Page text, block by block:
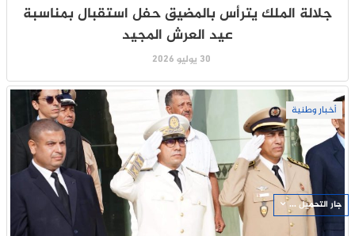
جلالة الملك يترأس بالمضيق حفل استقبال بمناسبة
عيد العرش المجيد
30 يوليو 2026
أخبار وطنية
جار التحميل ...